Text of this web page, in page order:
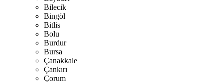
Bilecik
Bingöl
Bitlis
Bolu
Burdur
Bursa
Çanakkale
Çankırı
Çorum